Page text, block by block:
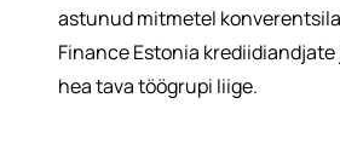
astunud mitmetel
Finance Estonia
hea tava töögrupi liige.